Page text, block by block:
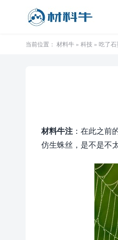
当前位置： 材料牛 » 科技 » 吃了
材料牛注 ：在此之前
仿生蛛丝，是不是不